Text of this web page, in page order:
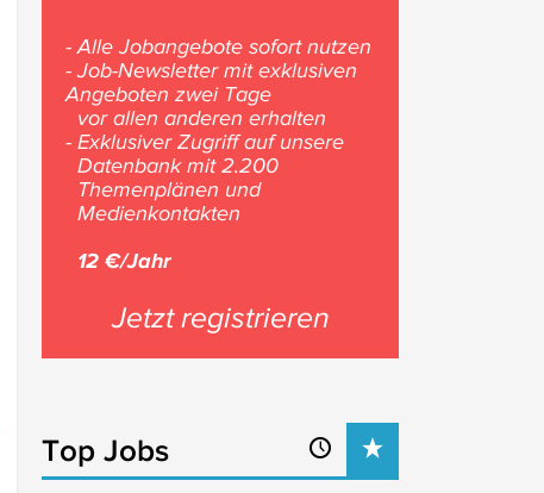
- Alle Jobangebote sofort nutzen
- Job-Newsletter mit exklusiven
Angeboten zwei Tage
vor allen anderen erhalten
- Exklusiver Zugriff auf unsere
Datenbank mit 2.200
Themenplänen und
Medienkontakten
12 €/Jahr
Jetzt registrieren
Top Jobs